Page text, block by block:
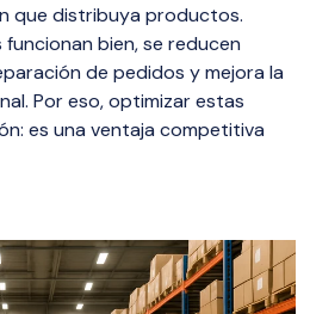
que distribuya productos.
bien, se reducen
de pedidos y mejora la
Por eso, optimizar estas
es una ventaja competitiva